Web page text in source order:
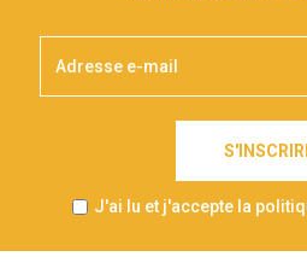
J'ai lu et j'accepte la